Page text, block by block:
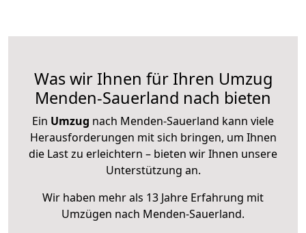
Was wir Ihnen für Ihren Umzug
Menden-Sauerland nach bieten
Ein Umzug nach Menden-Sauerland kann viele
Herausforderungen mit sich bringen, um Ihnen
die Last zu erleichtern – bieten wir Ihnen unsere
Unterstützung an.
Wir haben mehr als 13 Jahre Erfahrung mit
Umzügen nach Menden-Sauerland.